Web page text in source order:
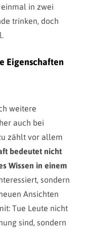
in zwei
trinken, doch
Eigenschaften
weitere
auch bei
zählt vor allem
bedeutet nicht
Wissen in einem
sondern
Ansichten
Tue Leute nicht
sind, sondern